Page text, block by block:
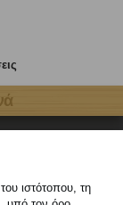
ιστότοπου, τη